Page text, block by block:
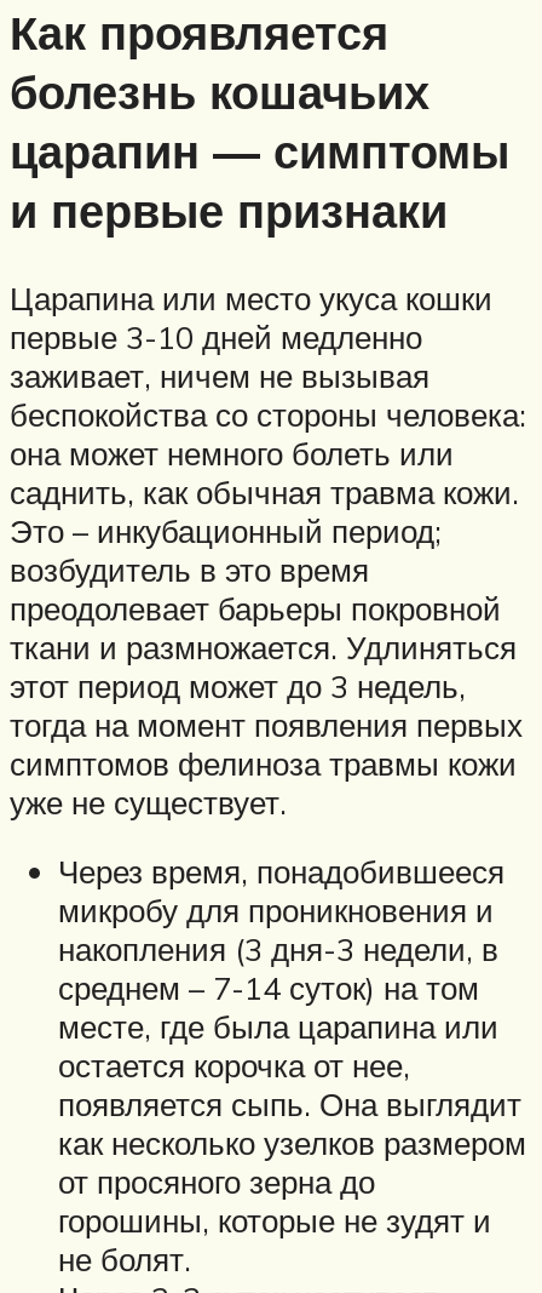
Как проявляется
болезнь кошачьих
царапин — симптомы
и первые признаки
Царапина или место укуса кошки
первые 3-10 дней медленно
заживает, ничем не вызывая
беспокойства со стороны человека:
она может немного болеть или
саднить, как обычная травма кожи.
Это – инкубационный период;
возбудитель в это время
преодолевает барьеры покровной
ткани и размножается. Удлиняться
этот период может до 3 недель,
тогда на момент появления первых
симптомов фелиноза травмы кожи
уже не существует.
Через время, понадобившееся
микробу для проникновения и
накопления (3 дня-3 недели, в
среднем – 7-14 суток) на том
месте, где была царапина или
остается корочка от нее,
появляется сыпь. Она выглядит
как несколько узелков размером
от просяного зерна до
горошины, которые не зудят и
не болят.